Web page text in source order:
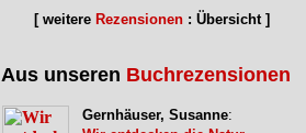
[ weitere Rezensionen : Übersicht ]
Aus unseren Buchrezensionen
Gernhäuser, Susanne: